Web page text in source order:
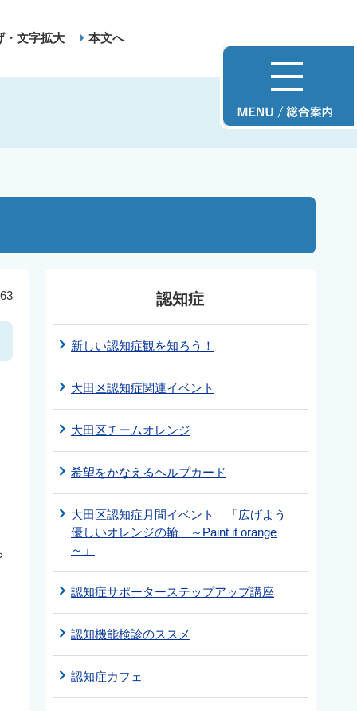
・文字拡大 本文へ
認知症
新しい認知症観を知ろう！
大田区認知症関連イベント
大田区チームオレンジ
希望をかなえるヘルプカード
大田区認知症月間イベント 「広げよう
優しいオレンジの輪 ～Paint it orange
～」
認知症サポーターステップアップ講座
認知機能検診のススメ
認知症カフェ